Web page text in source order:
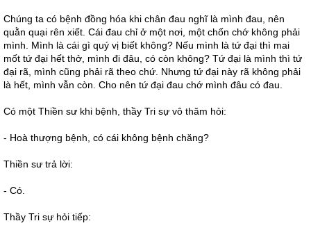
Chúng ta có bệnh đồng hóa khi chân đau nghĩ là mình đau, nên
quằn quại rên xiết. Cái đau chỉ ở một nơi, một chốn chớ không phải
mình. Mình là cái gì quý vị biết không? Nếu mình là tứ đại thì mai
mốt tứ đại hết thở, mình đi đâu, có còn không? Tứ đại là mình thì tứ
đại rã, mình cũng phải rã theo chứ. Nhưng tứ đại này rã không phải
là hết, mình vẫn còn. Cho nên tứ đại đau chớ mình đâu có đau.
Có một Thiền sư khi bệnh, thầy Tri sự vô thăm hỏi:
- Hoà thượng bệnh, có cái không bệnh chăng?
Thiền sư trả lời:
- Có.
Thầy Tri sự hỏi tiếp: